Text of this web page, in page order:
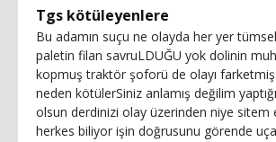
Tgs kötüleyenlere
Bu adamın suçu ne olayda her yer
paletin filan savruLDUĞU yok dolinin
kopmuş traktör şoforü de olayı
neden kötülerSiniz anlamış değilim
olsun derdinizi olay üzerinden niye sitem
herkes biliyor işin doğrusunu görende